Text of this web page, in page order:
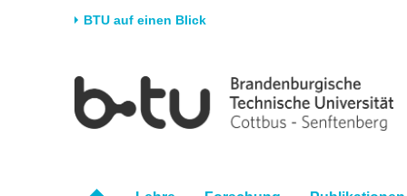
BTU auf einen Blick
Universität
Karriere & Engagement
Forschung
Förderung Im